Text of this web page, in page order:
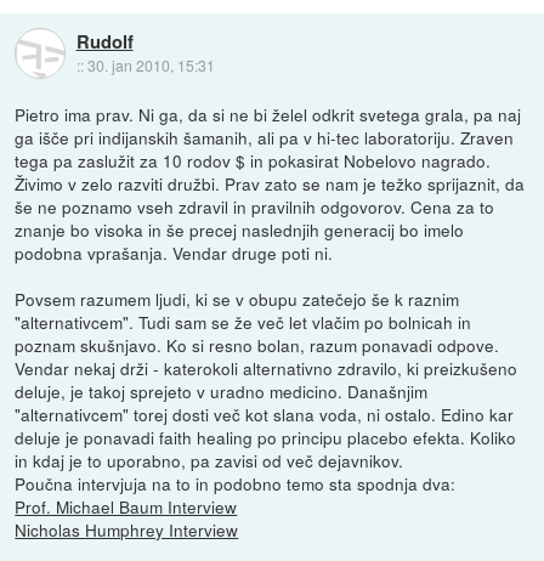
Rudolf
::30. jan 2010, 15:31
Pietro ima prav. Ni ga, da si ne bi želel odkrit svetega grala, pa naj
ga išče pri indijanskih šamanih, ali pa v hi-tec laboratoriju. Zraven
tega pa zaslužit za 10 rodov $ in pokasirat Nobelovo nagrado.
Živimo v zelo razviti družbi. Prav zato se nam je težko sprijaznit, da
še ne poznamo vseh zdravil in pravilnih odgovorov. Cena za to
znanje bo visoka in še precej naslednjih generacij bo imelo
podobna vprašanja. Vendar druge poti ni.
Povsem razumem ljudi, ki se v obupu zatečejo še k raznim
"alternativcem". Tudi sam se že več let vlačim po bolnicah in
poznam skušnjavo. Ko si resno bolan, razum ponavadi odpove.
Vendar nekaj drži - katerokoli alternativno zdravilo, ki preizkušeno
deluje, je takoj sprejeto v uradno medicino. Današnjim
"alternativcem" torej dosti več kot slana voda, ni ostalo. Edino kar
deluje je ponavadi faith healing po principu placebo efekta. Koliko
in kdaj je to uporabno, pa zavisi od več dejavnikov.
Poučna intervjuja na to in podobno temo sta spodnja dva:
Prof. Michael Baum Interview
Nicholas Humphrey Interview